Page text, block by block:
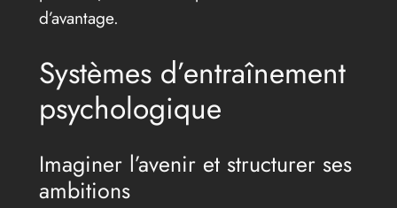
d’avantage.
Systèmes d’entraînement
psychologique
Imaginer l’avenir et structurer ses
ambitions